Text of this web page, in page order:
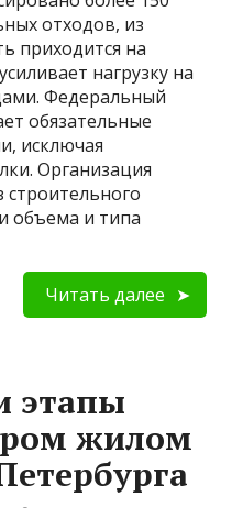
отходов, из
приходится на
нагрузку на
Федеральный
обязательные
исключая
Организация
строительного
объема и типа
Читать далее
этапы
жилом